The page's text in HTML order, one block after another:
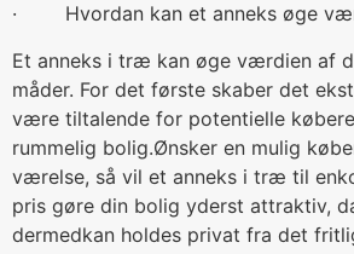
· Hvordan kan et anneks øge
Et anneks i træ kan øge værdien af
måder. For det første skaber det
være tiltalende for potentielle
rummelig bolig.Ønsker en mulig
værelse, så vil et anneks i træ til
pris gøre din bolig yderst attraktiv,
dermedkan holdes privat fra det